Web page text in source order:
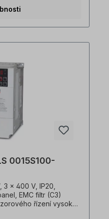
Duty 120 %
krytí IP66/NEMA4X
ovládáním,
zobrazení Funkce
kterou nemusí být
výměna ventilátoru
časem výměny PLC
pomocí funkčních
I/O, Modbus TCP,
(v přípravě:
0015S100-
3 x 400 V, IP20,
EMC filtr (C3)
řízení vysoký